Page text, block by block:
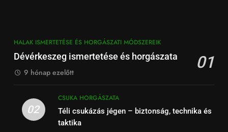
HALAK ISMERTETÉSE ÉS HORGÁSZATI MÓDSZEREIK
Dévérkeszeg ismertetése és horgászata 01
9 hónap ezelőtt
02
CSUKA HORGÁSZATA
Téli csukázás jégen – biztonság, technika és
taktika